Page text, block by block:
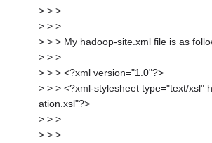
> > >
> > >
> > > My hadoop-site.xml file is as
> > >
> > > <?xml version="1.0"?>
> > > <?xml-stylesheet type="text/xsl"
ation.xsl"?>
> > >
> > >